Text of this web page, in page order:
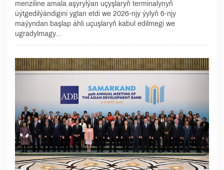
menziline amala aşyrylýan uçyşlaryň terminalynyň
üýtgedilýändigini yglan etdi we 2026-njy ýylyň 6-njy
maýyndan başlap ähli uçuşlaryň kabul edilmegi we
ugradylmagy...